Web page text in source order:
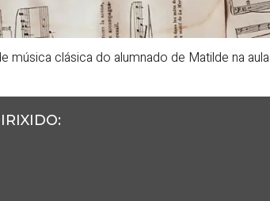
música clásica do alumnado de Matilde na
: